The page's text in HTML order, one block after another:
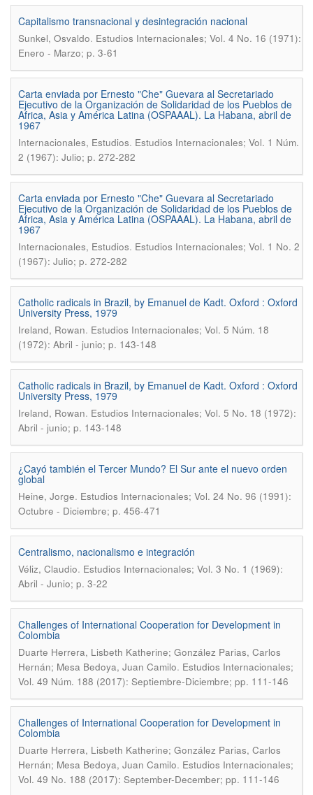
Capitalismo transnacional y desintegración nacional
Sunkel, Osvaldo. Estudios Internacionales; Vol. 4 No. 16 (1971):
Enero - Marzo; p. 3-61
Carta enviada por Ernesto "Che" Guevara al Secretariado
Ejecutivo de la Organización de Solidaridad de los Pueblos de
Africa, Asia y América Latina (OSPAAAL). La Habana, abril de
1967
Internacionales, Estudios. Estudios Internacionales; Vol. 1 Núm.
2 (1967): Julio; p. 272-282
Carta enviada por Ernesto "Che" Guevara al Secretariado
Ejecutivo de la Organización de Solidaridad de los Pueblos de
Africa, Asia y América Latina (OSPAAAL). La Habana, abril de
1967
Internacionales, Estudios. Estudios Internacionales; Vol. 1 No. 2
(1967): Julio; p. 272-282
Catholic radicals in Brazil, by Emanuel de Kadt. Oxford : Oxford
University Press, 1979
Ireland, Rowan. Estudios Internacionales; Vol. 5 Núm. 18
(1972): Abril - junio; p. 143-148
Catholic radicals in Brazil, by Emanuel de Kadt. Oxford : Oxford
University Press, 1979
Ireland, Rowan. Estudios Internacionales; Vol. 5 No. 18 (1972):
Abril - junio; p. 143-148
¿Cayó también el Tercer Mundo? El Sur ante el nuevo orden
global
Heine, Jorge. Estudios Internacionales; Vol. 24 No. 96 (1991):
Octubre - Diciembre; p. 456-471
Centralismo, nacionalismo e integración
Véliz, Claudio. Estudios Internacionales; Vol. 3 No. 1 (1969):
Abril - Junio; p. 3-22
Challenges of International Cooperation for Development in
Colombia
Duarte Herrera, Lisbeth Katherine; González Parias, Carlos
Hernán; Mesa Bedoya, Juan Camilo. Estudios Internacionales;
Vol. 49 Núm. 188 (2017): Septiembre-Diciembre; pp. 111-146
Challenges of International Cooperation for Development in
Colombia
Duarte Herrera, Lisbeth Katherine; González Parias, Carlos
Hernán; Mesa Bedoya, Juan Camilo. Estudios Internacionales;
Vol. 49 No. 188 (2017): September-December; pp. 111-146